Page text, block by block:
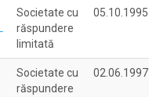
Societate cu
răspundere
limitată
05.10.1995
Societate cu
răspundere
02.06.1997